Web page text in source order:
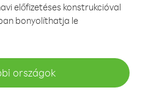
előfizetéses konstrukcióval
bonyolíthatja le
országok